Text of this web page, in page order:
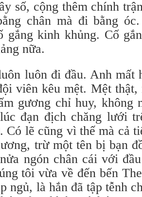
số, cộng thêm chính
chân mà đi bằng
gắng kinh khủng. Cố
nữa.
luôn đi đầu. Anh mất
viên kêu mệt. Mệt thật,
gương chỉ huy,
đạn địch chăng lưới
Có lẽ cũng vì thế mà cả
trừ một tên bị bạn
ngón chân cái với
tôi vừa về đến bến
ngủ, là hắn đã tập tễnh